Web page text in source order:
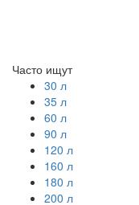
Часто ищут
30 л
35 л
60 л
90 л
120 л
160 л
180 л
200 л